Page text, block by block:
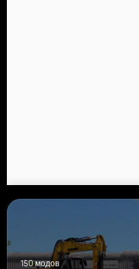
150 модов